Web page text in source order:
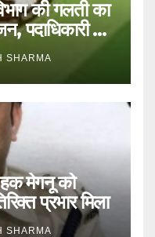
की गलती का
पदाधिकारी और
SHARMA
मेगनू को
प्रभार मिला
SHARMA